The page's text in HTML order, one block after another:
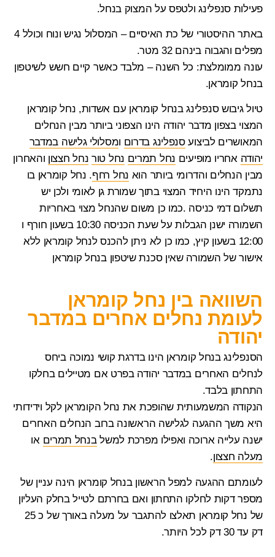
פעילות סנפלינג ולטפס על המצוק בנחל.
באתר ההיסטורי של כת האיסיים – המסלול נגיש ונוח וכולל 4
מפלים והגבוה בינהם 32 מטר.
עונה ממומלצת: כל השנה – מלבד כאשר קיים חשש לשיטפון
בנחל קומראן.
טיול גיבוש סנפלינג בנחל קומראן עם אשדות, נחל קומראן
המצוי בצפון מדבר יהודה הינו הצפוני ביותר מבין הנחלים
המאושרים לביצועסנפלינג בדרום ומסלולי גלישה במדבר
יהודה אחריו מופיעים נחל תמרים נחל טור נחל חצצון והאחרון
מבין הנחלים והדרומי ביותר הוא נחל רחף. נחל קומראן בו
נתמקד הינו היחיד המצוי בתוך שמורת גן לאומי ולכן יש
תשלום דמי כניסה .כמו כן משום שהנחל מצוי באחריות
השמורה ישנן הגבלות על שעת הכניסה 10:30 בשעון חורף ו
12:00 בשעון קיץ, כמו כן לא ניתן להכנס לנחל קומראן ללא
אישור של השמורה שאין סכנת שיטפון בנחל קומראן
השוואה בין נחל קומראן
לעומת נחלים אחרים במדבר
יהודה
הסנפלינג בנחל קומראן הינו בדרגת קושי נמוכה ביחס
לנחלים האחרים במדבר יהודה בפרט אם מטיילים בחלקו
התחתון בלבד.
הנקודה המשמעותית שהופכת את נחל הקומראן לקל וידידותי
היא משך ההגעה לגלישה הראשונה ברוב הנחלים האחרים
ישנה עלייה ארוכה ואפילו מפרכת למשלבנחל תמרים או
מעלה חצצון.
לעומתם ההגעה למפל הראשון בנחל קומראן הינה עניין של
מספר דקות לחלקו התחתון ואם בחרתם לטייל בחלק העליון
של נחל קומראן תאלצו להתגבר על מעלה באורך של כ 25
דק עד 30 דק לכל היותר.